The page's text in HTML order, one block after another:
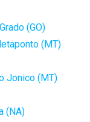
(GO)
(MT)
Jonico (MT)
(NA)